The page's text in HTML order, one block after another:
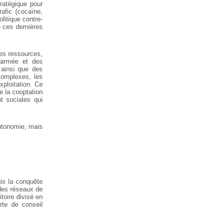
pour
(cocaïne,
contre-
ces dernières
ressources,
et des
que des
les
Ce
la cooptation
sociales qui
mais
la conquête
réseaux de
divisé en
de conseil